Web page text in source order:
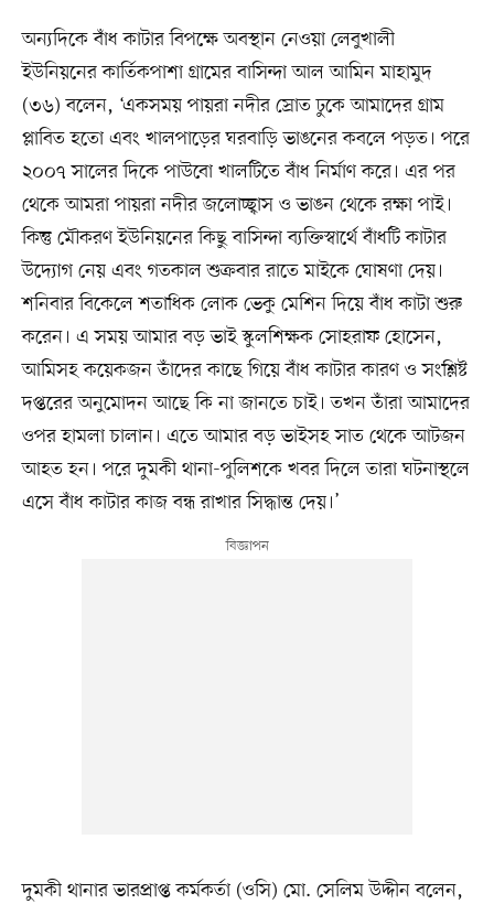
অন্যদিকে বাঁধ কাটার বিপক্ষে অবস্থান নেওয়া লেবুখালী
ইউনিয়নের কার্তিকপাশা গ্রামের বাসিন্দা আল আমিন মাহামুদ
(৩৬) বলেন, ‘একসময় পায়রা নদীর স্রোত ঢুকে আমাদের গ্রাম
প্লাবিত হতো এবং খালপাড়ের ঘরবাড়ি ভাঙনের কবলে পড়ত। পরে
২০০৭ সালের দিকে পাউবো খালটিতে বাঁধ নির্মাণ করে। এর পর
থেকে আমরা পায়রা নদীর জলোচ্ছ্বাস ও ভাঙন থেকে রক্ষা পাই।
কিন্তু মৌকরণ ইউনিয়নের কিছু বাসিন্দা ব্যক্তিস্বার্থে বাঁধটি কাটার
উদ্যোগ নেয় এবং গতকাল শুক্রবার রাতে মাইকে ঘোষণা দেয়।
শনিবার বিকেলে শতাধিক লোক ভেকু মেশিন দিয়ে বাঁধ কাটা শুরু
করেন। এ সময় আমার বড় ভাই স্কুলশিক্ষক সোহরাফ হোসেন,
আমিসহ কয়েকজন তাঁদের কাছে গিয়ে বাঁধ কাটার কারণ ও সংশ্লিষ্ট
দপ্তরের অনুমোদন আছে কি না জানতে চাই। তখন তাঁরা আমাদের
ওপর হামলা চালান। এতে আমার বড় ভাইসহ সাত থেকে আটজন
আহত হন। পরে দুমকী থানা-পুলিশকে খবর দিলে তারা ঘটনাস্থলে
এসে বাঁধ কাটার কাজ বন্ধ রাখার সিদ্ধান্ত দেয়।’
দুমকী থানার ভারপ্রাপ্ত কর্মকর্তা (ওসি) মো. সেলিম উদ্দীন বলেন,